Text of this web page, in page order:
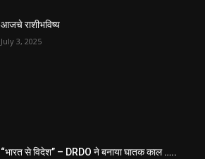
आजचे राशीभविष्य
July 3, 2025
“भारत से विदेश” – DRDO ने बनाया घातक काल …..